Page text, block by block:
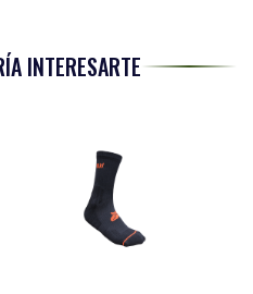
INTERESARTE